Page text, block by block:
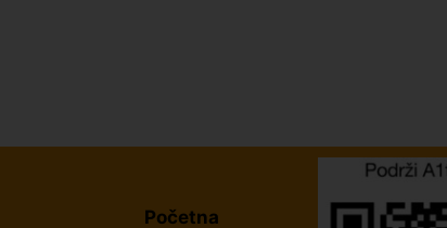
Početna